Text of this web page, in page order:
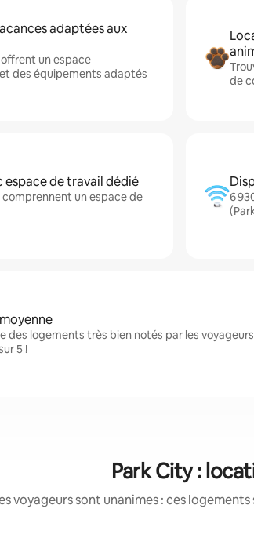
adaptées aux
un espace
des équipements adaptés
de
espace de travail dédié
un espace de
6
des logements très bien notés par les
5 !
Park City :
voyageurs sont unanimes : ces